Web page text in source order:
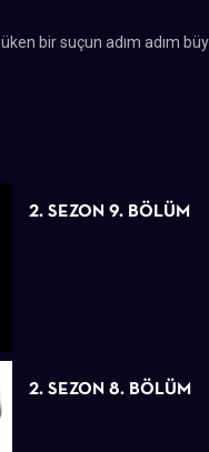
bir suçun adım adım
2. SEZON 9. BÖLÜM
2. SEZON 8. BÖLÜM